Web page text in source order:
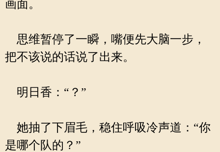
画面。
思维暂停了一瞬，嘴便先大脑一步，
把不该说的话说了出来。
明日香：“？”
她抽了下眉毛，稳住呼吸冷声道：“你
是哪个队的？”